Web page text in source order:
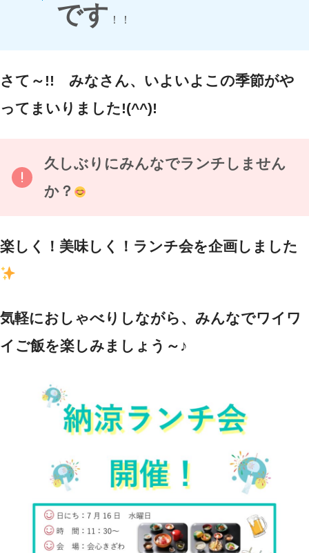
です ！！
さて～!! みなさん、いよいよこの季節がや
ってまいりました!(^^)!
久しぶりにみんなでランチしません
か？
楽しく！美味しく！ランチ会を企画しました
気軽におしゃべりしながら、みんなでワイワ
イご飯を楽しみましょう～♪